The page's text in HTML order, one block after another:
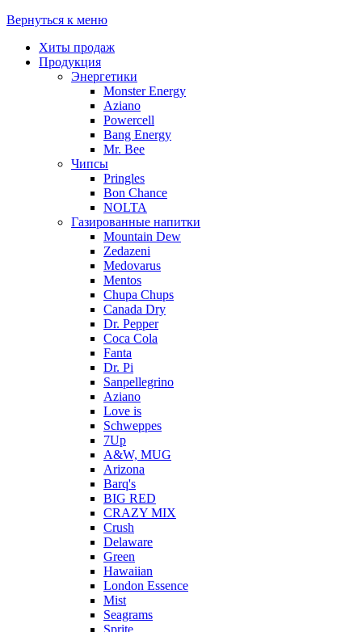
Вернуться к меню
Хиты продаж
Продукция
Энергетики
Monster Energy
Aziano
Powercell
Bang Energy
Mr. Bee
Чипсы
Pringles
Bon Chance
NOLTA
Газированные напитки
Mountain Dew
Zedazeni
Medovarus
Mentos
Chupa Chups
Canada Dry
Dr. Pepper
Coca Cola
Fanta
Dr. Pi
Sanpellegrino
Aziano
Love is
Schweppes
7Up
A&W, MUG
Arizona
Barq's
BIG RED
CRAZY MIX
Crush
Delaware
Green
Hawaiian
London Essence
Mist
Seagrams
Sprite